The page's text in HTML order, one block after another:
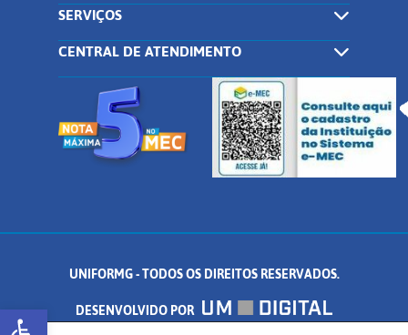
Abrir a barra de ferramentas
SERVIÇOS
CENTRAL DE ATENDIMENTO
UNIFORMG - TODOS OS DIREITOS RESERVADOS.
DESENVOLVIDO POR